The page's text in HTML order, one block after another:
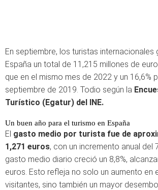
En septiembre, los turistas internacionales
España un total de 11,215 millones de
que en el mismo mes de 2022 y un 16,6%
septiembre de 2019. Todio según la
Turístico (Egatur) del INE.
Un buen año para el turismo en España
El gasto medio por turista fue de
1,271 euros, con un incremento anual del
gasto medio diario creció un 8,8%,
euros. Esto refleja no solo un aumento en
visitantes, sino también un mayor